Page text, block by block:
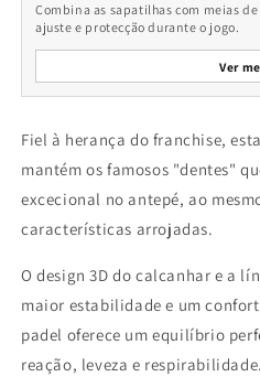
Combina as sapatilhas com meias
ajuste e protecção durante o jogo.
Ver
Fiel à herança do franchise,
mantém os famosos "dentes"
excecional no antepé, ao
características arrojadas.
O design 3D do calcanhar e a
maior estabilidade e um
padel oferece um equilíbrio
reação, leveza e respirabilidade.